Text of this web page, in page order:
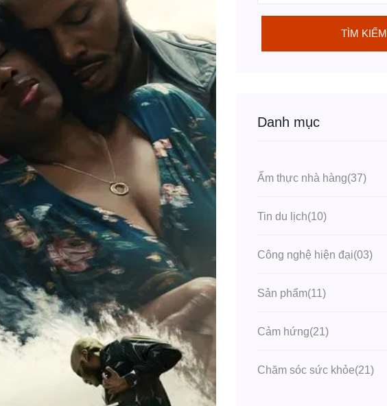
TÌM KIẾM
Danh mục
Ẩm thực nhà hàng(37)
Tin du lịch(10)
Công nghệ hiện đại(03)
Sản phẩm(11)
Cảm hứng(21)
Chăm sóc sức khỏe(21)